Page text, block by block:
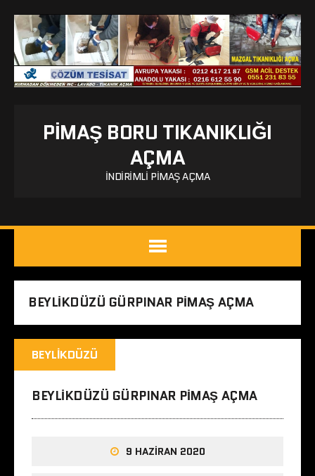
PIMAŞ BORU TIKANIKLIĞI
AÇMA
İNDIRIMLI PIMAŞ AÇMA
BEYLIKDÜZÜ GÜRPINAR PIMAŞ AÇMA
BEYLIKDÜZÜ
BEYLIKDÜZÜ GÜRPINAR PIMAŞ AÇMA
9 HAZIRAN 2020